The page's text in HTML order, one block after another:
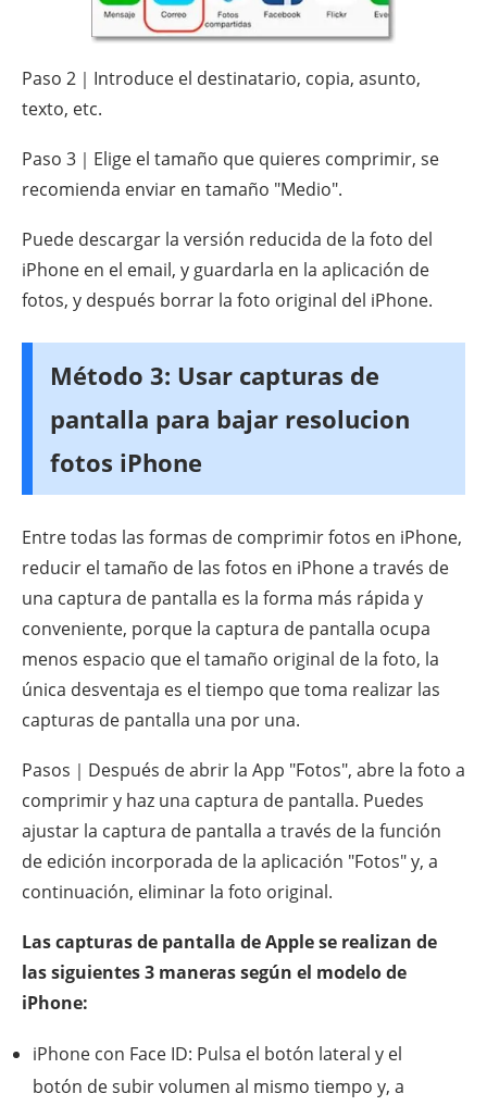
Paso 2｜Introduce el destinatario, copia, asunto,
texto, etc.
Paso 3｜Elige el tamaño que quieres comprimir, se
recomienda enviar en tamaño "Medio".
Puede descargar la versión reducida de la foto del
iPhone en el email, y guardarla en la aplicación de
fotos, y después borrar la foto original del iPhone.
Método 3: Usar capturas de
pantalla para bajar resolucion
fotos iPhone
Entre todas las formas de comprimir fotos en iPhone,
reducir el tamaño de las fotos en iPhone a través de
una captura de pantalla es la forma más rápida y
conveniente, porque la captura de pantalla ocupa
menos espacio que el tamaño original de la foto, la
única desventaja es el tiempo que toma realizar las
capturas de pantalla una por una.
Pasos｜Después de abrir la App "Fotos", abre la foto a
comprimir y haz una captura de pantalla. Puedes
ajustar la captura de pantalla a través de la función
de edición incorporada de la aplicación "Fotos" y, a
continuación, eliminar la foto original.
Las capturas de pantalla de Apple se realizan de
las siguientes 3 maneras según el modelo de
iPhone:
iPhone con Face ID: Pulsa el botón lateral y el
botón de subir volumen al mismo tiempo y, a